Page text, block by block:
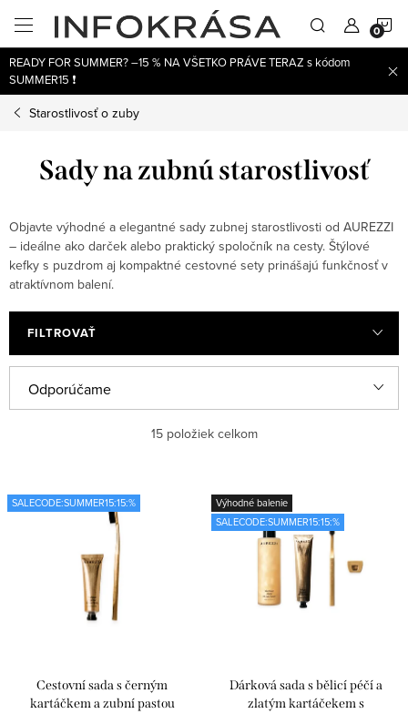
obsah
READY FOR SUMMER? –15 % NA VŠETKO PRÁVE TERAZ s kódom
SUMMER15 ❗
Starostlivosť o zuby
Sady na zubnú starostlivosť
Objavte výhodné a elegantné sady zubnej starostlivosti od AUREZZI
– ideálne ako darček alebo praktický spoločník na cesty. Štýlové
kefky s puzdrom aj kompaktné cestovné sety prinášajú funkčnosť v
atraktívnom balení.
FILTROVAŤ
ý
s
a
n
Odporúčame
Najpredávanejšie
Abecedne
15položiek celkom
SALECODE:SUMMER15:15:%
Cestovní sada s černým
kartáčkem a zubní pastou
Výhodné balenie
SALECODE:SUMMER15:15:%
Dárková sada s bělicí péčí a
zlatým kartáčekem s